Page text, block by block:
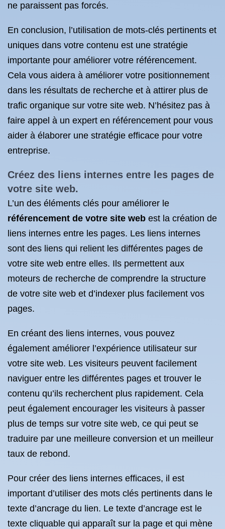
ne paraissent pas forcés.
En conclusion, l’utilisation de mots-clés pertinents et
uniques dans votre contenu est une stratégie
importante pour améliorer votre référencement.
Cela vous aidera à améliorer votre positionnement
dans les résultats de recherche et à attirer plus de
trafic organique sur votre site web. N’hésitez pas à
faire appel à un expert en référencement pour vous
aider à élaborer une stratégie efficace pour votre
entreprise.
Créez des liens internes entre les pages de
votre site web.
L’un des éléments clés pour améliorer le
référencement de votre site web est la création de
liens internes entre les pages. Les liens internes
sont des liens qui relient les différentes pages de
votre site web entre elles. Ils permettent aux
moteurs de recherche de comprendre la structure
de votre site web et d’indexer plus facilement vos
pages.
En créant des liens internes, vous pouvez
également améliorer l’expérience utilisateur sur
votre site web. Les visiteurs peuvent facilement
naviguer entre les différentes pages et trouver le
contenu qu’ils recherchent plus rapidement. Cela
peut également encourager les visiteurs à passer
plus de temps sur votre site web, ce qui peut se
traduire par une meilleure conversion et un meilleur
taux de rebond.
Pour créer des liens internes efficaces, il est
important d’utiliser des mots clés pertinents dans le
texte d’ancrage du lien. Le texte d’ancrage est le
texte cliquable qui apparaît sur la page et qui mène